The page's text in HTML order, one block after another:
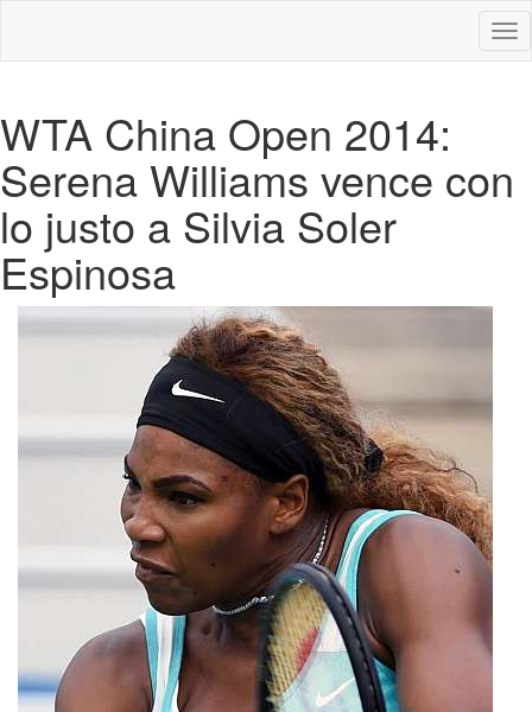
WTA China Open 2014:
Serena Williams vence con
lo justo a Silvia Soler
Espinosa